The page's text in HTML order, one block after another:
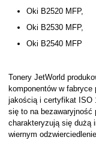
Oki B2520 MFP,
Oki B2530 MFP,
Oki B2540 MFP
Tonery JetWorld
komponentów w
jakością i certyfikat ISO
się to na bezawaryjność
charakteryzują się dużą
wiernym